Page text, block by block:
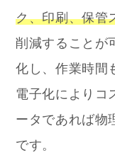
ク、印刷、保管
削減することが
化し、作業時間
電子化によりコ
ータであれば物
です。